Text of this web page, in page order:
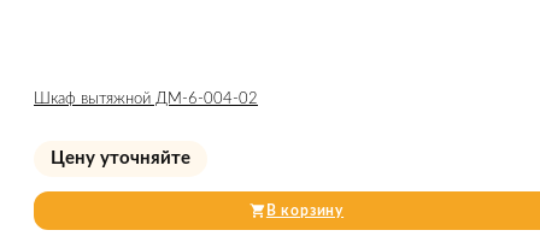
Шкаф вытяжной ДМ-6-004-02
Цену уточняйте
В корзину